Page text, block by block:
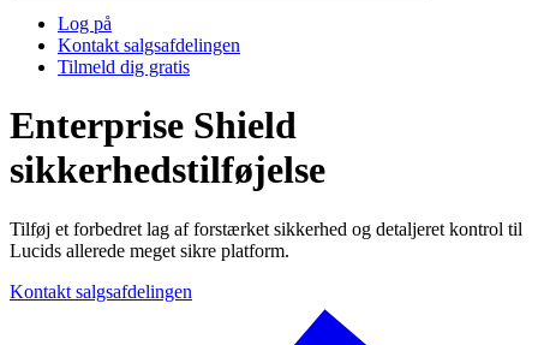
Log på
Kontakt salgsafdelingen
Tilmeld dig gratis
Enterprise Shield
sikkerhedstilføjelse
Tilføj et forbedret lag af forstærket sikkerhed og detaljeret kontrol til
Lucids allerede meget sikre platform.
Kontakt salgsafdelingen